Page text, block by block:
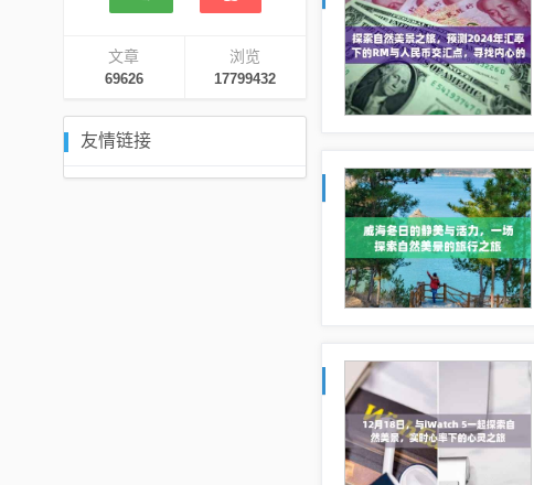
文章
69626
浏览
17799432
友情链接